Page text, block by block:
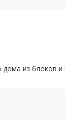
дома из блоков